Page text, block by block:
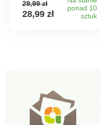
29,99 zł
28,99 zł
ponad 10
sztuk